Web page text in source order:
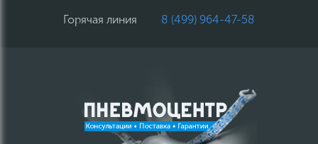
Горячая линия 8 (499) 964-47-58